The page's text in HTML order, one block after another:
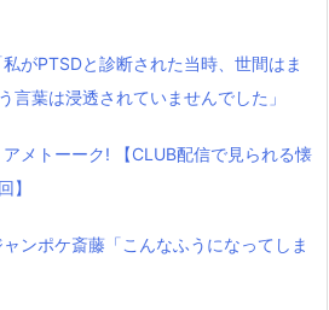
がPTSDと診断された当時、世間はま
言葉は浸透されていませんでした」
アメトーーク! 【CLUB配信で見られる懐
】
ャンポケ斎藤「こんなふうになってしま